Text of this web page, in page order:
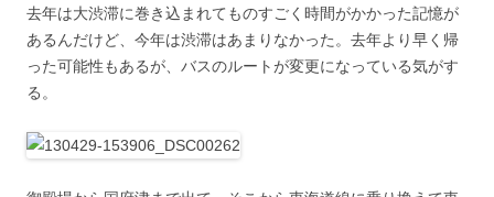
去年は大渋滞に巻き込まれてものすごく時間がかかった記憶が
あるんだけど、今年は渋滞はあまりなかった。去年より早く帰
った可能性もあるが、バスのルートが変更になっている気がす
る。